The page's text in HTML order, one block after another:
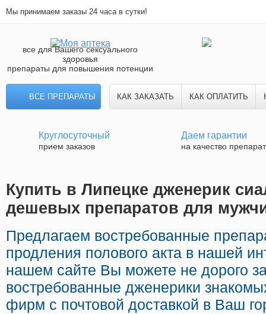
Мы принимаем заказы 24 часа в сутки!
все для Вашего сексуального
здоровья
препараты для повышения потенции
ВСЕ ПРЕПАРАТЫ КАК ЗАКАЗАТЬ КАК ОПЛАТИТЬ
Круглосуточный
прием заказов
Даем гарантии
на качество
Купить в Липецке дженерик
дешевых препаратов для
Предлагаем востребованные
продления полового акта в нашей
нашем сайте Вы можете не дорого
востребованные дженерики
фирм с почтовой доставкой в Ваш